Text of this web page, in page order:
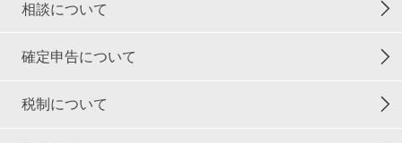
相談について
確定申告について
税制について